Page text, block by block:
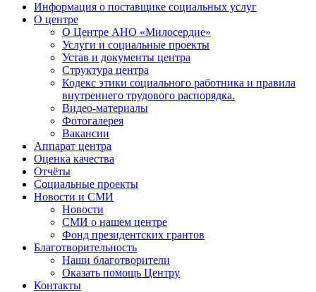
Информация о поставщике социальных услуг
О центре
О Центре АНО «Милосердие»
Услуги и социальные проекты
Устав и документы центра
Структура центра
Кодекс этики социального работника и правила
внутреннего трудового распорядка.
Видео-материалы
Фотогалерея
Вакансии
Аппарат центра
Оценка качества
Отчёты
Социальные проекты
Новости и СМИ
Новости
СМИ о нашем центре
Фонд президентских грантов
Благотворительность
Наши благотворители
Оказать помощь Центру
Контакты